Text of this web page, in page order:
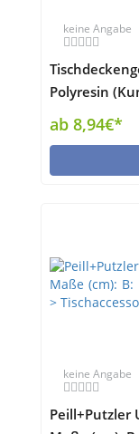
keine Angabe
Polyresin
16,5 H: 4 T:
ab 8,94€*
keine Angabe
Peill+Putzler